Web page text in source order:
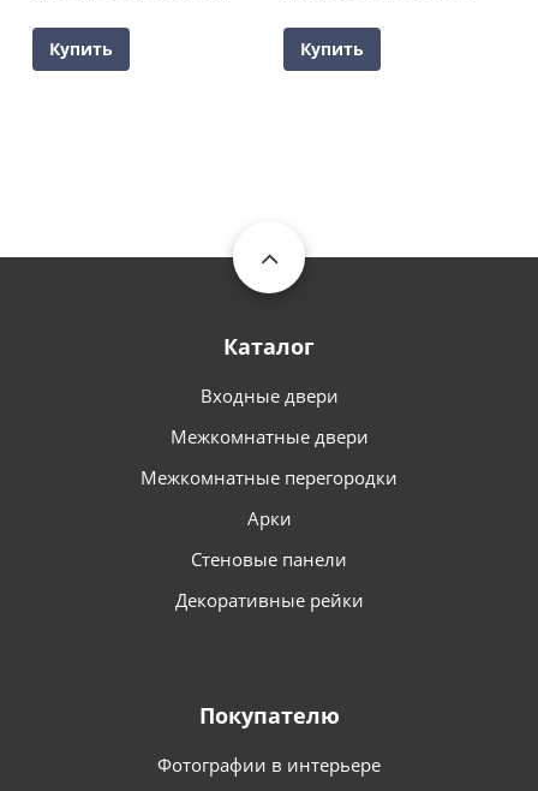
Купить Купить
Каталог
Входные двери
Межкомнатные двери
Межкомнатные перегородки
Арки
Стеновые панели
Декоративные рейки
Покупателю
Фотографии в интерьере